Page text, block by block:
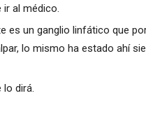
ir al médico.
es un ganglio linfático que
lo mismo ha estado ahí
lo dirá.